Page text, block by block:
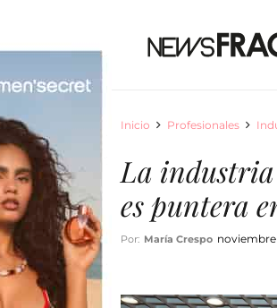
Inicio Profesionales
La industria
es puntera
Por: María Crespo noviembre